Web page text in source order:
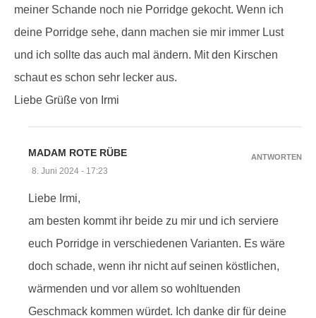
meiner Schande noch nie Porridge gekocht. Wenn ich
deine Porridge sehe, dann machen sie mir immer Lust
und ich sollte das auch mal ändern. Mit den Kirschen
schaut es schon sehr lecker aus.
Liebe Grüße von Irmi
MADAM ROTE RÜBE
8. Juni 2024 - 17:23
Liebe Irmi,
am besten kommt ihr beide zu mir und ich serviere
euch Porridge in verschiedenen Varianten. Es wäre
doch schade, wenn ihr nicht auf seinen köstlichen,
wärmenden und vor allem so wohltuenden
Geschmack kommen würdet. Ich danke dir für deine
ANTWORTEN